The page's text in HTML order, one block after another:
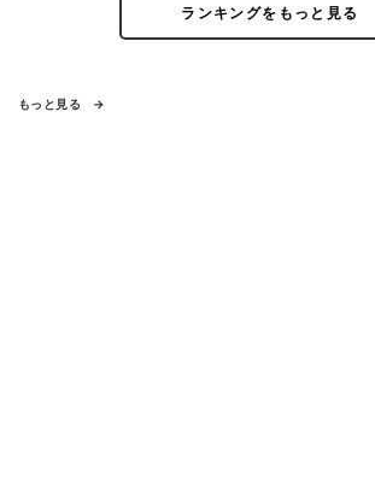
ランキングをもっと見る
もっと見る